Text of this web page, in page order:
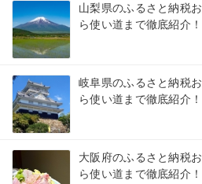
山梨県のふるさと納税
ら使い道まで徹底紹介！
岐阜県のふるさと納税
ら使い道まで徹底紹介！
大阪府のふるさと納税
ら使い道まで徹底紹介！